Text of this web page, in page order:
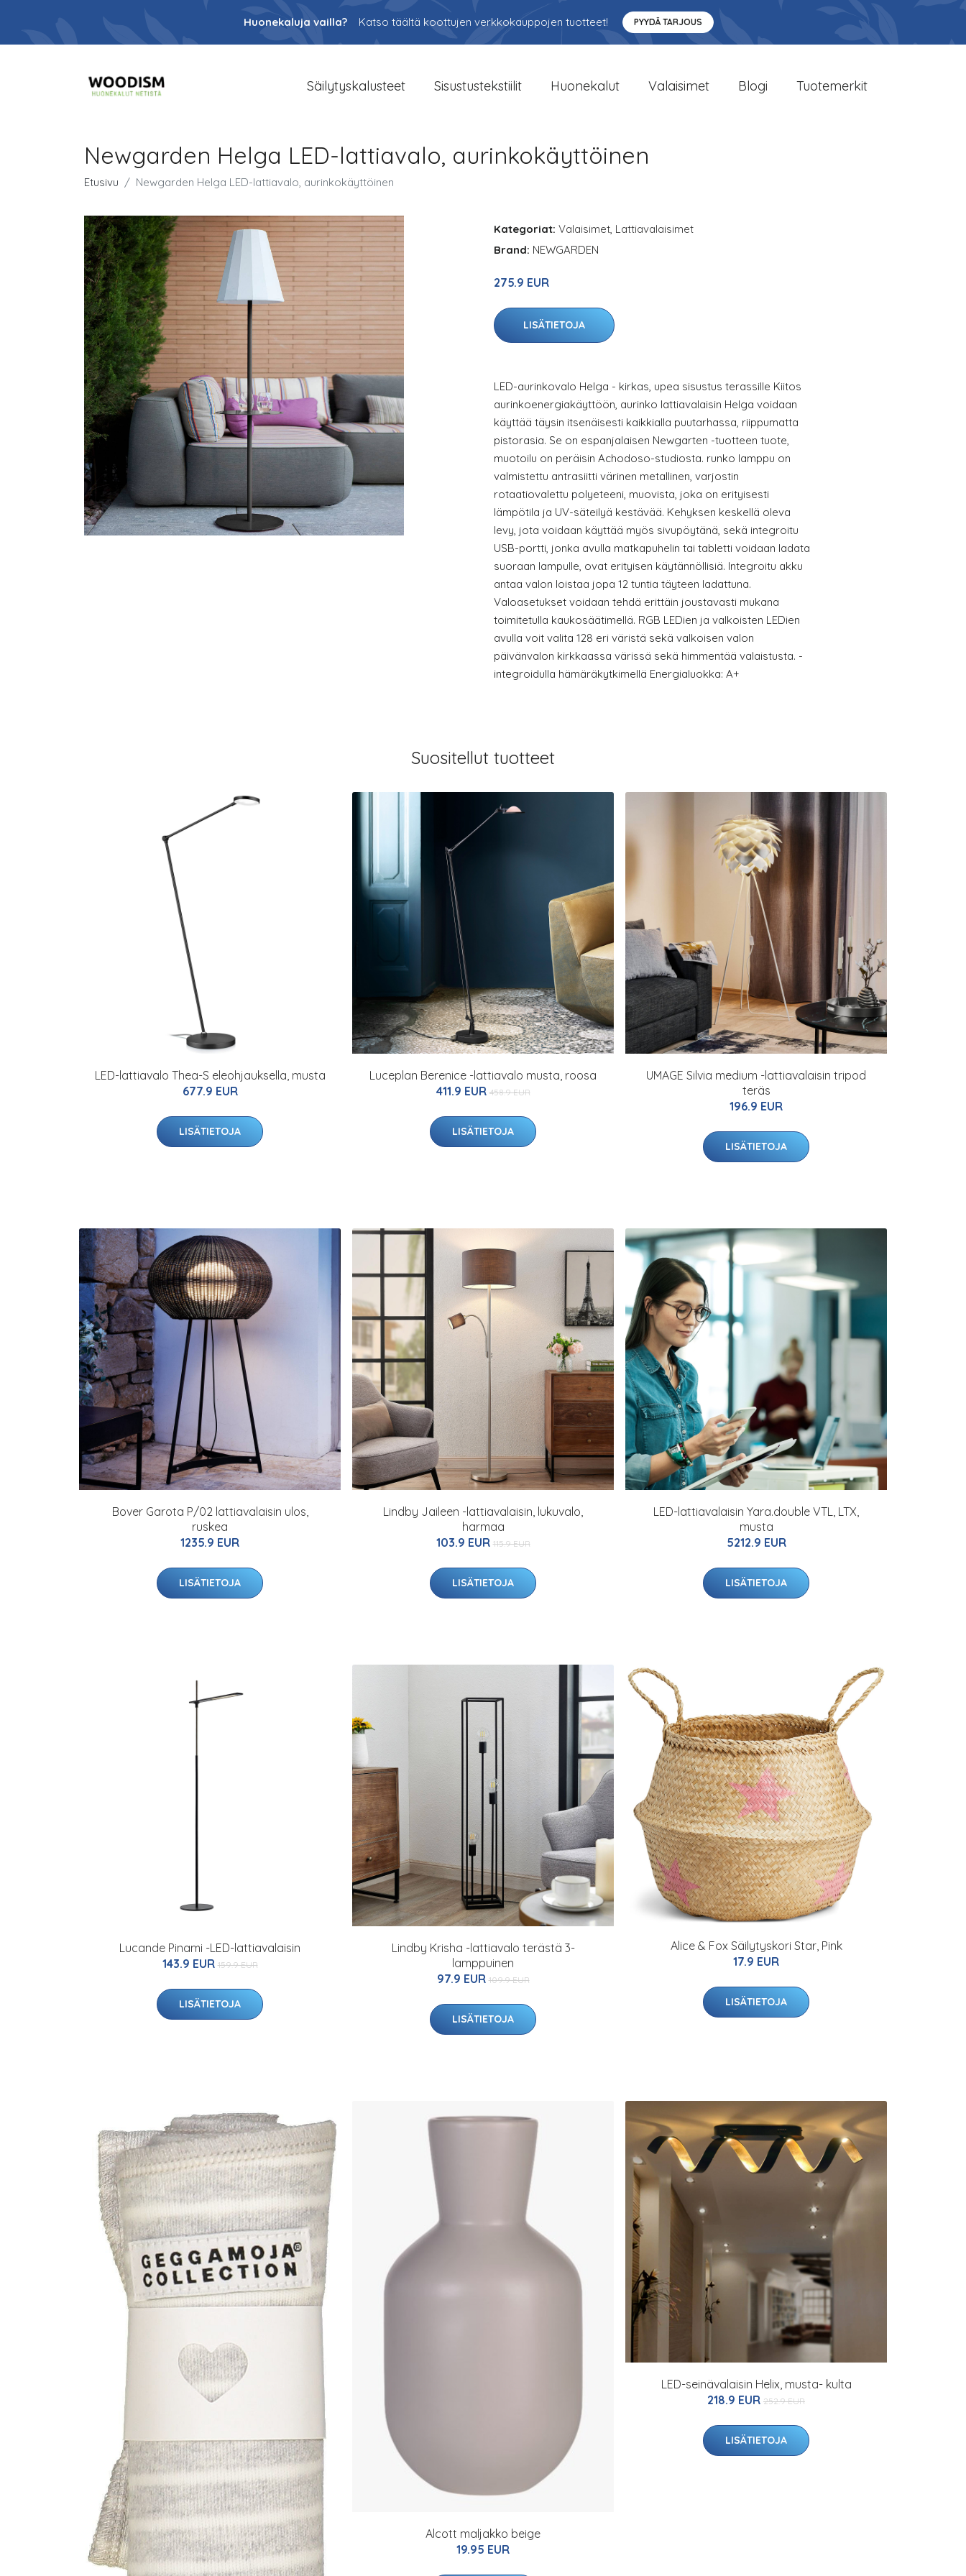
Huonekaluja vailla? Katso täältä koottujen verkkokauppojen tuotteet! PYYDÄ TARJOUS
Säilytyskalusteet Sisustustekstiilit Huonekalut Valaisimet Blogi Tuotemerkit
Newgarden Helga LED-lattiavalo, aurinkokäyttöinen
Etusivu Newgarden Helga LED-lattiavalo, aurinkokäyttöinen
Kategoriat: Valaisimet, Lattiavalaisimet
Brand: NEWGARDEN
275.9 EUR
LISÄTIETOJA
LED-aurinkovalo Helga - kirkas, upea sisustus terassille Kiitos
aurinkoenergiakäyttöön, aurinko lattiavalaisin Helga voidaan
käyttää täysin itsenäisesti kaikkialla puutarhassa, riippumatta
pistorasia. Se on espanjalaisen Newgarten -tuotteen tuote,
muotoilu on peräisin Achodoso-studiosta. runko lamppu on
valmistettu antrasiitti värinen metallinen, varjostin
rotaatiovalettu polyeteeni, muovista, joka on erityisesti
lämpötila ja UV-säteilyä kestävää. Kehyksen keskellä oleva
levy, jota voidaan käyttää myös sivupöytänä, sekä integroitu
USB-portti, jonka avulla matkapuhelin tai tabletti voidaan ladata
suoraan lampulle, ovat erityisen käytännöllisiä. Integroitu akku
antaa valon loistaa jopa 12 tuntia täyteen ladattuna.
Valoasetukset voidaan tehdä erittäin joustavasti mukana
toimitetulla kaukosäätimellä. RGB LEDien ja valkoisten LEDien
avulla voit valita 128 eri väristä sekä valkoisen valon
päivänvalon kirkkaassa värissä sekä himmentää valaistusta. -
integroidulla hämäräkytkimellä Energialuokka: A+
Suositellut tuotteet
LED-lattiavalo Thea-S eleohjauksella, musta
677.9 EUR
LISÄTIETOJA
Luceplan Berenice -lattiavalo musta, roosa
411.9 EUR 458.9 EUR
LISÄTIETOJA
UMAGE Silvia medium -lattiavalaisin tripod
teräs
196.9 EUR
LISÄTIETOJA
Bover Garota P/02 lattiavalaisin ulos,
ruskea
1235.9 EUR
LISÄTIETOJA
Lindby Jaileen -lattiavalaisin, lukuvalo,
harmaa
103.9 EUR 115.9 EUR
LISÄTIETOJA
LED-lattiavalaisin Yara.double VTL, LTX,
musta
5212.9 EUR
LISÄTIETOJA
Lucande Pinami -LED-lattiavalaisin
143.9 EUR 159.9 EUR
LISÄTIETOJA
Lindby Krisha -lattiavalo terästä 3-
lamppuinen
97.9 EUR 109.9 EUR
LISÄTIETOJA
Alice & Fox Säilytyskori Star, Pink
17.9 EUR
LISÄTIETOJA
Alcott maljakko beige
19.95 EUR
LED-seinävalaisin Helix, musta- kulta
218.9 EUR 252.9 EUR
LISÄTIETOJA